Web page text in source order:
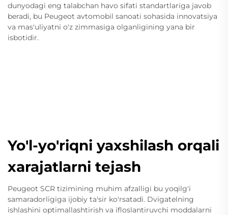
dunyodagi eng talabchan havo sifati standartlariga javob
beradi, bu Peugeot avtomobil sanoati sohasida innovatsiya
va mas'uliyatni o'z zimmasiga olganligining yana bir
isbotidir.
Yo'l-yo'riqni yaxshilash orqali
xarajatlarni tejash
Peugeot SCR tizimining muhim afzalligi bu yoqilg'i
samaradorligiga ijobiy ta'sir ko'rsatadi. Dvigatelning
ishlashini optimallashtirish va ifloslantiruvchi moddalarni